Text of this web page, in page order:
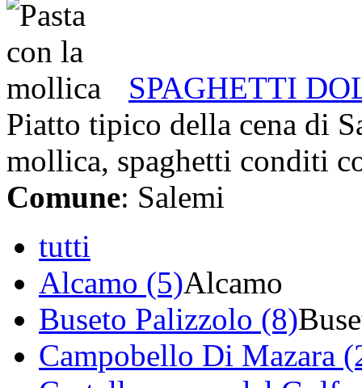
SPAGHETTI
Piatto tipico della cena di
mollica, spaghetti conditi
Comune: Salemi
tutti
Alcamo (5)Alcamo
Buseto Palizzolo (8)
Campobello Di Mazara